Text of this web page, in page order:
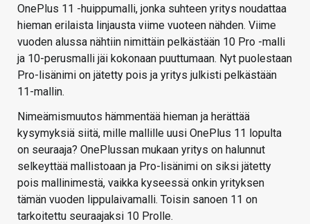
OnePlus 11 -huippumalli, jonka suhteen yritys noudattaa
hieman erilaista linjausta viime vuoteen nähden. Viime
vuoden alussa nähtiin nimittäin pelkästään 10 Pro -malli
ja 10-perusmalli jäi kokonaan puuttumaan. Nyt puolestaan
Pro-lisänimi on jätetty pois ja yritys julkisti pelkästään
11-mallin.
Nimeämismuutos hämmentää hieman ja herättää
kysymyksiä siitä, mille mallille uusi OnePlus 11 lopulta
on seuraaja? OnePlussan mukaan yritys on halunnut
selkeyttää mallistoaan ja Pro-lisänimi on siksi jätetty
pois mallinimestä, vaikka kyseessä onkin yrityksen
tämän vuoden lippulaivamalli. Toisin sanoen 11 on
tarkoitettu seuraajaksi 10 Prolle.